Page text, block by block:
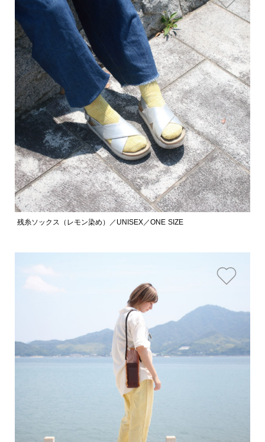
残糸ソックス（レモン染め）／UNISEX／ONE SIZE